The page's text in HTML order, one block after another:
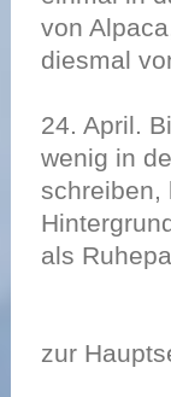
von
diesmal
24. April.
wenig in
schreiben,
als
zur